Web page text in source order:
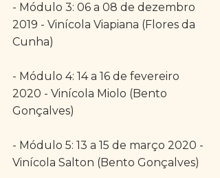
- Módulo 3: 06 a 08 de dezembro
2019 - Vinícola Viapiana (Flores da
Cunha)
- Módulo 4: 14 a 16 de fevereiro
2020 - Vinícola Miolo (Bento
Gonçalves)
- Módulo 5: 13 a 15 de março 2020 -
Vinícola Salton (Bento Gonçalves)